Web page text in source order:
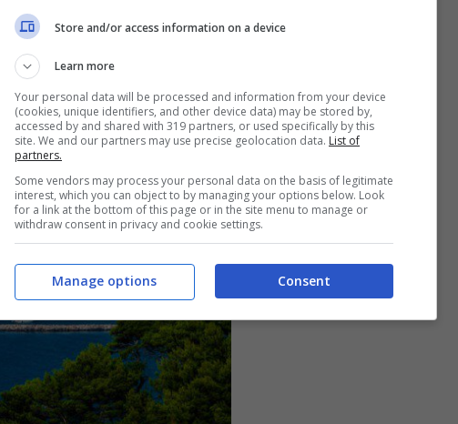
a diverse spiagge di uno stesso
premiato non significa che possa esporre
ma solo in quelle specificamente premiate.
Store and/or access information on a device
Learn more
Your personal data will be processed and information from your device
(cookies, unique identifiers, and other device data) may be stored by,
accessed by and shared with 319 partners, or used specifically by this
site. We and our partners may use precise geolocation data. List of
partners.
Some vendors may process your personal data on the basis of legitimate
interest, which you can object to by managing your options below. Look
for a link at the bottom of this page or in the site menu to manage or
withdraw consent in privacy and cookie settings.
Consent
Manage options